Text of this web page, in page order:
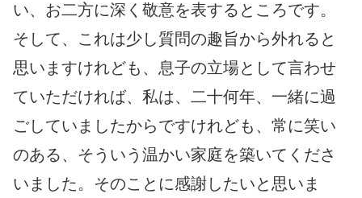
い、お二方に深く敬意を表するところです。
そして、これは少し質問の趣旨から外れると
思いますけれども、息子の立場として言わせ
ていただければ、私は、二十何年、一緒に過
ごしていましたからですけれども、常に笑い
のある、そういう温かい家庭を築いてくださ
いました。そのことに感謝したいと思いま